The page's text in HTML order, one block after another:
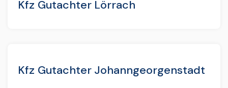
Kfz Gutachter Lörrach
Kfz Gutachter Johanngeorgenstadt